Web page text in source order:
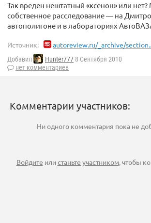
Так вреден нештатный «ксенон» или
собственное расследование — на
автополигоне и в лабораториях
Источник: autoreview.ru/_archive/
Добавил Hunter777 8 Сентября 2010
нет комментариев
Комментарии участников:
Ни одного комментария пока не
Войдите илистаньте участником, чтобы